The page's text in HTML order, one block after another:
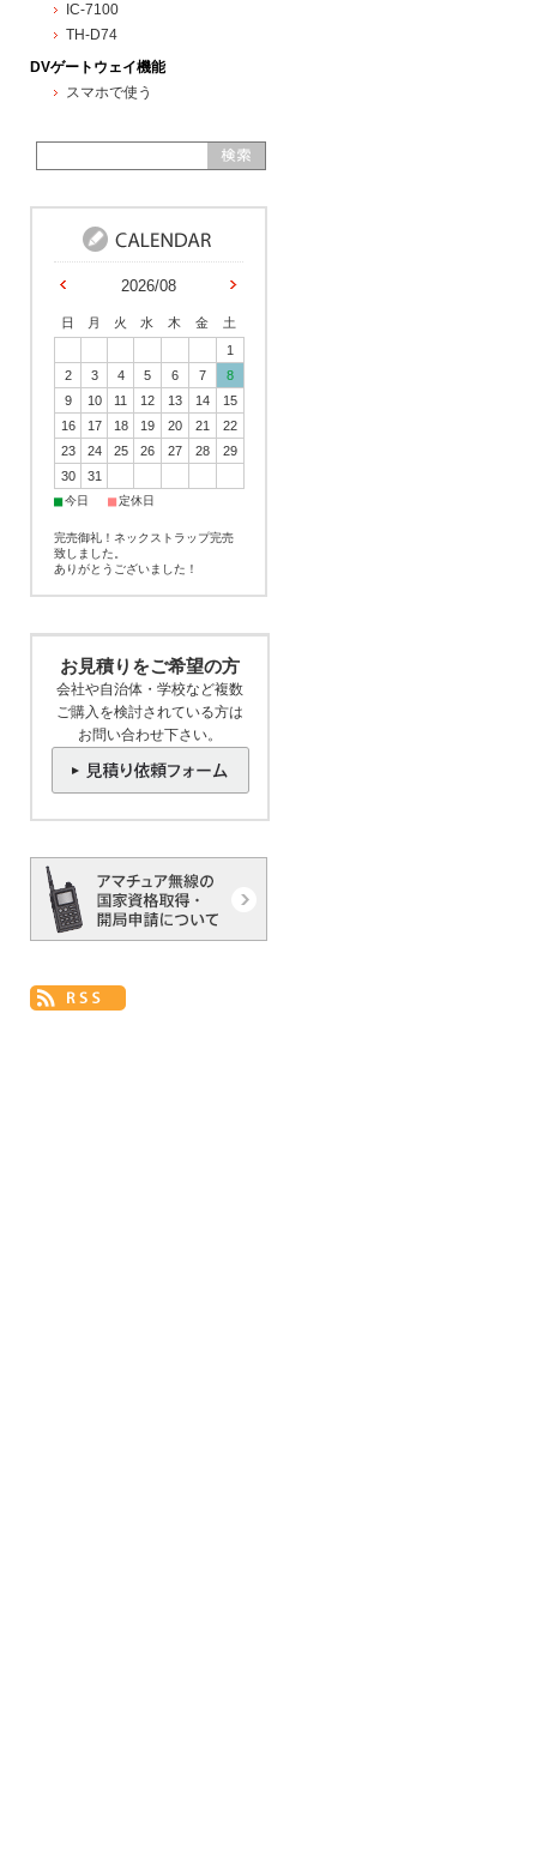
IC-7100
TH-D74
DVゲートウェイ機能
スマホで使う
2026/08
日 月 火 水 木 金
土
1
2
3 4 5 6 7
8
9
10 11 12 13 14
15
16
17 18 19 20 21
22
23
24 25 26 27 28
29
30
31
■今日 ■定休日
完売御礼！ネックストラップ完売
致しました。
ありがとうございました！
お見積りをご希望の方
会社や自治体・学校など複数
ご購入を検討されている方は
お問い合わせ下さい。